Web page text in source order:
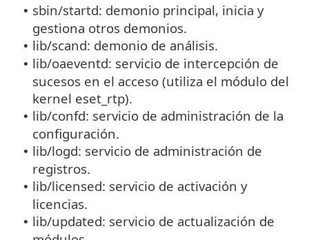
• sbin/startd: demonio principal, inicia y
gestiona otros demonios.
• lib/scand: demonio de análisis.
• lib/oaeventd: servicio de intercepción de
sucesos en el acceso (utiliza el módulo del
kernel eset_rtp).
• lib/confd: servicio de administración de la
configuración.
• lib/logd: servicio de administración de
registros.
• lib/licensed: servicio de activación y
licencias.
• lib/updated: servicio de actualización de